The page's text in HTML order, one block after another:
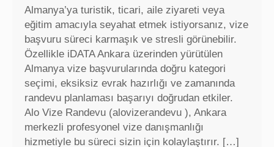
Almanya’ya turistik, ticari, aile ziyareti veya
eğitim amacıyla seyahat etmek istiyorsanız, vize
başvuru süreci karmaşık ve stresli görünebilir.
Özellikle iDATA Ankara üzerinden yürütülen
Almanya vize başvurularında doğru kategori
seçimi, eksiksiz evrak hazırlığı ve zamanında
randevu planlaması başarıyı doğrudan etkiler.
Alo Vize Randevu (alovizerandevu ), Ankara
merkezli profesyonel vize danışmanlığı
hizmetiyle bu süreci sizin için kolaylaştırır. […]